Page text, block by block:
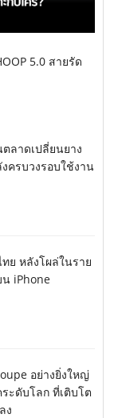
5.0 สายรัด
ตลาดเปลี่ยนยาง
ครบวงรอบใช้งาน
ย หลังโผล่ในราย
น iPhone
อย่างยิ่งใหญ่
ะดับโลก ที่เติบโต
ง